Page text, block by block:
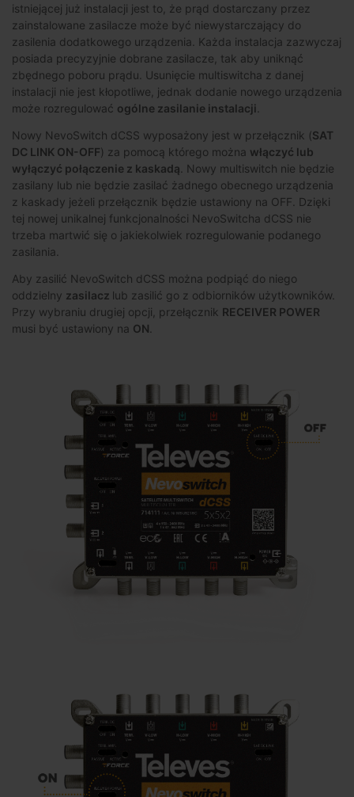
istniejącej już instalacji jest to, że prąd dostarczany przez
zainstalowane zasilacze może być niewystarczający do
zasilenia dodatkowego urządzenia. Każda instalacja zazwyczaj
posiada precyzyjnie dobrane zasilacze, tak aby uniknąć
zbędnego poboru prądu. Usunięcie multiswitcha z danej
instalacji nie jest kłopotliwe, jednak dodanie nowego urządzenia
może rozregulować ogólne zasilanie instalacji
Nowy NevoSwitch dCSS wyposażony jest w przełącznik (SAT
DC LINK ON-OFF) za pomocą którego można włączyć lub
wyłączyć połączenie z kaskadą . Nowy multiswitch nie będzie
zasilany lub nie będzie zasilać żadnego obecnego urządzenia
z kaskady jeżeli przełącznik będzie ustawiony na OFF. Dzięki
tej nowej unikalnej funkcjonalności NevoSwitcha dCSS nie
trzeba martwić się o jakiekolwiek rozregulowanie podanego
zasilania.
Aby zasilić NevoSwitch dCSS można podpiąć do niego
oddzielny zasilacz lub zasilić go z odbiorników użytkowników.
Przy wybraniu drugiej opcji, przełącznik RECEIVER POWER
musi być ustawiony na ON